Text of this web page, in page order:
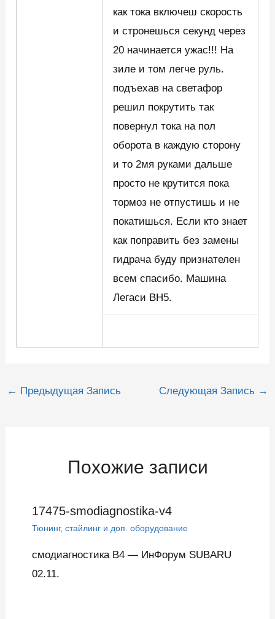
как тока включеш скорость
и стронешься секунд через
20 начинается ужас!!! На
зиле и том легче руль.
подъехав на светафор
решил покрутить так
повернул тока на пол
оборота в каждую сторону
и то 2мя руками дальше
просто не крутится пока
тормоз не отпустишь и не
покатишься. Если кто знает
как поправить без замены
гидрача буду признателен
всем спасибо. Машина
Легаси BH5.
Навигация
← Предыдущая Запись Следующая Запись →
Похожие записи
17475-smodiagnostika-v4
Тюнинг, стайлинг и доп. оборудование
смодиагностика В4 — ИнФорум SUBARU
02.11.